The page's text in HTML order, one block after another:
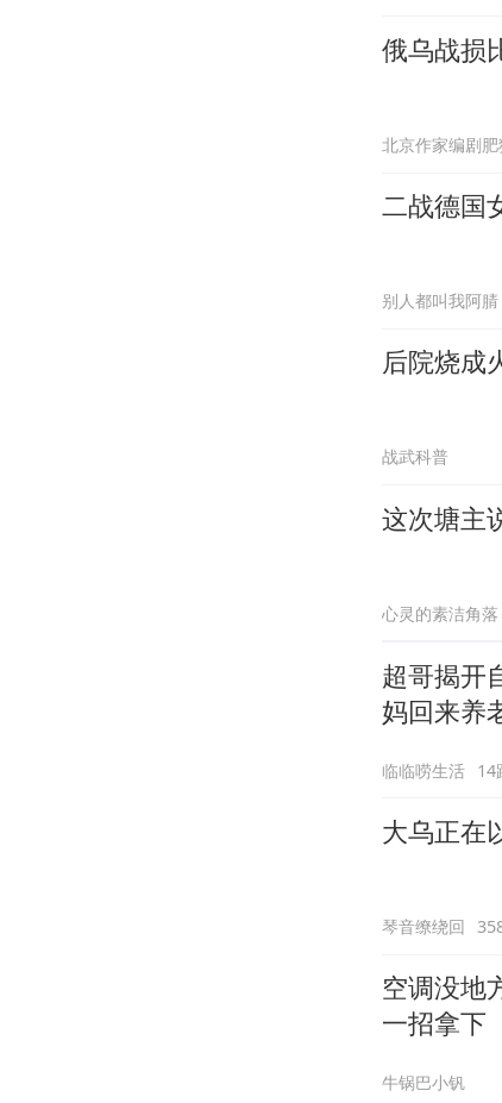
俄乌战损
北京作家编剧
二战德国
别人都叫我阿腈
后院烧成
战武科普
这次塘主
心灵的素洁角落
超哥揭开
妈回来养
临临唠生活 14
大乌正在
琴音缭绕回
空调没地
一招拿下
牛锅巴小钒